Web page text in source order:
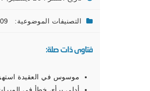
التصنيفات الموضوعية: 09 نواقض الإيمان.
فتاوى ذات صلة:
موسوس في العقيدة